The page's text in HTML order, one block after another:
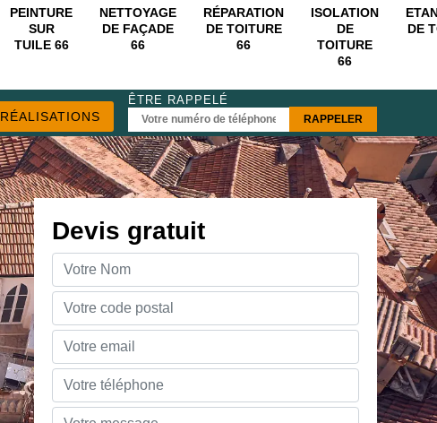
PEINTURE
SUR
TUILE 66
NETTOYAGE
DE FAÇADE
66
RÉPARATION
DE TOITURE
66
ISOLATION
DE
TOITURE
66
DE
ÊTRE RAPPELÉ
Devis gratuit